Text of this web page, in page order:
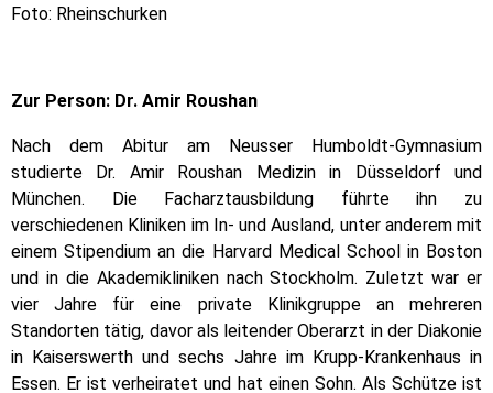
Foto: Rheinschurken
Zur Person: Dr. Amir Roushan
Nach dem Abitur am Neusser Humboldt-Gymnasium
studierte Dr. Amir Roushan Medizin in Düsseldorf und
München. Die Facharztausbildung führte ihn zu
verschiedenen Kliniken im In- und Ausland, unter anderem mit
einem Stipendium an die Harvard Medical School in Boston
und in die Akademikliniken nach Stockholm. Zuletzt war er
vier Jahre für eine private Klinikgruppe an mehreren
Standorten tätig, davor als leitender Oberarzt in der Diakonie
in Kaiserswerth und sechs Jahre im Krupp-Krankenhaus in
Essen. Er ist verheiratet und hat einen Sohn. Als Schütze ist